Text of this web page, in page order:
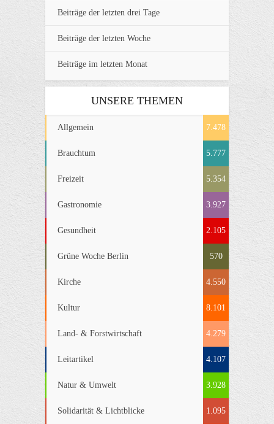
Beiträge der letzten drei Tage
Beiträge der letzten Woche
Beiträge im letzten Monat
UNSERE THEMEN
Allgemein 7.478
Brauchtum 5.777
Freizeit 5.354
Gastronomie 3.927
Gesundheit 2.105
Grüne Woche Berlin 570
Kirche 4.550
Kultur 8.101
Land- & Forstwirtschaft 4.279
Leitartikel 4.107
Natur & Umwelt 3.928
Solidarität & Lichtblicke 1.095